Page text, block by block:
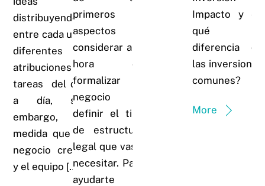
distribuyendo
entre cada uno
diferentes
atribuciones y
tareas del día
a día, sin
embargo, a
medida que el
negocio crece
y el equipo […]
primeros
aspectos a
considerar a la
hora de
formalizar un
negocio es
definir el tipo
de estructura
legal que vas a
necesitar. Para
ayudarte a
Impacto y en
qué se
diferencia de
las inversiones
comunes?
More